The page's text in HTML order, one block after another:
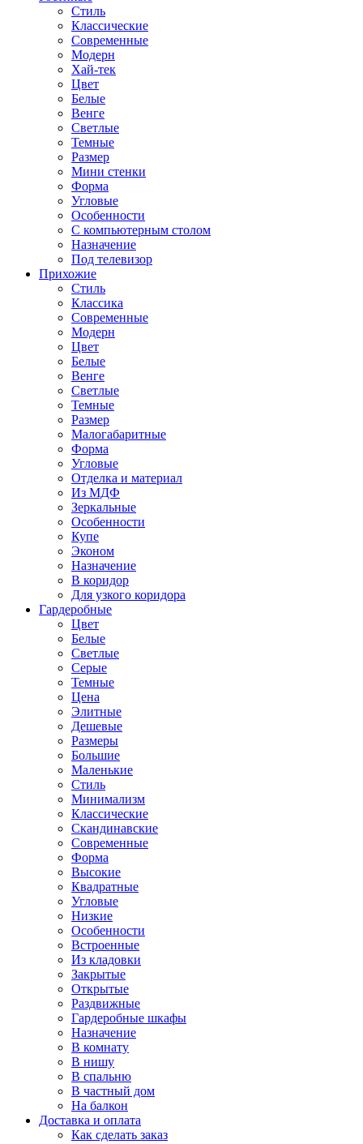
Стиль
Классические
Современные
Модерн
Хай-тек
Цвет
Белые
Венге
Светлые
Темные
Размер
Мини стенки
Форма
Угловые
Особенности
С компьютерным столом
Назначение
Под телевизор
Прихожие
Стиль
Классика
Современные
Модерн
Цвет
Белые
Венге
Светлые
Темные
Размер
Малогабаритные
Форма
Угловые
Отделка и материал
Из МДФ
Зеркальные
Особенности
Купе
Эконом
Назначение
В коридор
Для узкого коридора
Гардеробные
Цвет
Белые
Светлые
Серые
Темные
Цена
Элитные
Дешевые
Размеры
Большие
Маленькие
Стиль
Минимализм
Классические
Скандинавские
Современные
Форма
Высокие
Квадратные
Угловые
Низкие
Особенности
Встроенные
Из кладовки
Закрытые
Открытые
Раздвижные
Гардеробные шкафы
Назначение
В комнату
В нишу
В спальню
В частный дом
На балкон
Доставка и оплата
Как сделать заказ